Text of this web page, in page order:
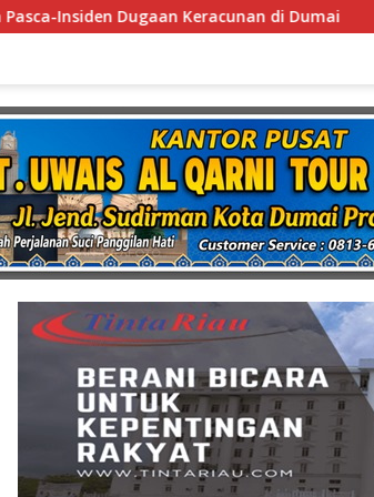
Laksamana Muda TNI (Purn.) Dr.